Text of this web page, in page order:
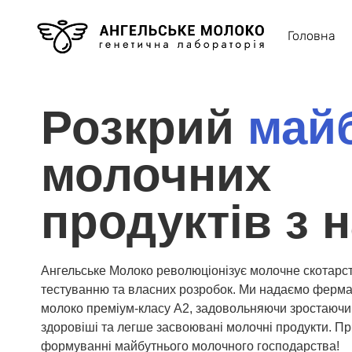
Головна
Розкрий
молочних
продуктів з
Ангельське Молоко революціонізує молочне
тестуванню та власних розробок. Ми надаємо
молоко преміум-класу A2, задовольняючи
здоровіші та легше засвоювані молочні продукти.
формуванні майбутнього молочного господарства!